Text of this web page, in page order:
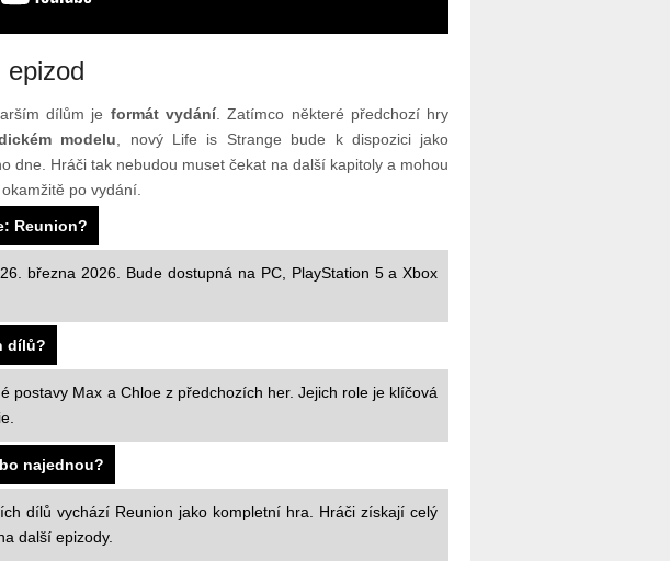
epizod
dílům je formát vydání. Zatímco některé předchozí hry
modelu , nový Life is Strange bude k dispozici jako
dne. Hráči tak nebudou muset čekat na další kapitoly a mohou
po vydání.
Reunion?
března 2026. Bude dostupná na PC, PlayStation 5 a Xbox
dílů?
postavy Max a Chloe z předchozích her. Jejich role je klíčová
najednou?
dílů vychází Reunion jako kompletní hra. Hráči získají celý
další epizody.